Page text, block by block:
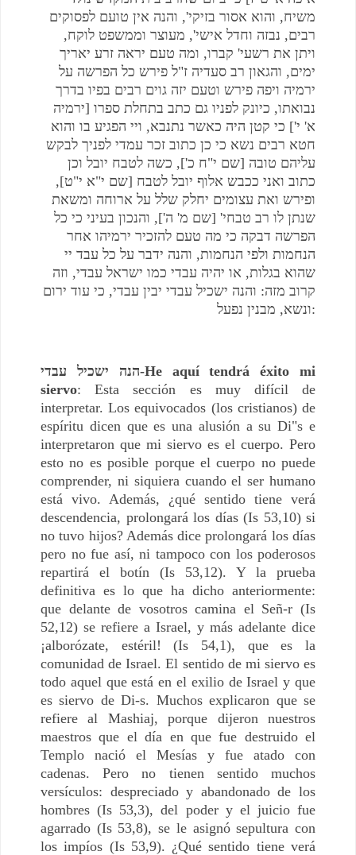
משיח, והוא אסור בזיקי', והנה אין טועם לפסוקים
רבים, נבזה וחדל אישי', מעוצר וממשפט לוקח,
ויתן את רשעי' קברו, ומה טעם יראה זרע יאריך
ימים, והגאון רב סעדיה ז"ל פירש כל הפרשה על
ירמיה ויפה פירש וטעם יזה גוים רבים בפיו בדרך
נבואתו, כיונק לפניו גם כתב בתחלת ספרו [ירמיה
א' י'] כי קטן היה כאשר נתנבא, ויי הפגיע בו והוא
חטא רבים נשא כי כן כתוב זכר עמדי לפניך לבקש
עליהם טובה [שם י"ח כ'], כשה לטבח יובל וכן
כתוב ואני ככבש אלוף יובל לטבח [שם י"א י"ט],
ופירש ואת עצומים יחלק שלל על ארוחה ומשאת
שנתן לו רב טבחי' [שם מ' ה'], והנכון בעיני כי כל
הפרשה דבקה כי מה טעם להזכיר ירמיהו אחר
הנחמות ולפי הנחמות, והנה ידבר על כל עבד יי
שהוא בגלות, או יהיה עבדי כמו ישראל עבדי, וזה
קרוב מזה: והנה ישכיל עבדי יבין עבדי, כי עוד ירום
ונשא, מבנין נפעל:
הנה ישכיל עבדי-He aquí tendrá éxito mi
siervo: Esta sección es muy difícil de
interpretar. Los equivocados (los cristianos) de
espíritu dicen que es una alusión a su Di"s e
interpretaron que mi siervo es el cuerpo. Pero
esto no es posible porque el cuerpo no puede
comprender, ni siquiera cuando el ser humano
está vivo. Además, ¿qué sentido tiene verá
descendencia, prolongará los días (Is 53,10) si
no tuvo hijos? Además dice prolongará los días
pero no fue así, ni tampoco con los poderosos
repartirá el botín (Is 53,12). Y la prueba
definitiva es lo que ha dicho anteriormente:
que delante de vosotros camina el Señ-r (Is
52,12) se refiere a Israel, y más adelante dice
¡alborózate, estéril! (Is 54,1), que es la
comunidad de Israel. El sentido de mi siervo es
todo aquel que está en el exilio de Israel y que
es siervo de Di-s. Muchos explicaron que se
refiere al Mashiaj, porque dijeron nuestros
maestros que el día en que fue destruido el
Templo nació el Mesías y fue atado con
cadenas. Pero no tienen sentido muchos
versículos: despreciado y abandonado de los
hombres (Is 53,3), del poder y el juicio fue
agarrado (Is 53,8), se le asignó sepultura con
los impíos (Is 53,9). ¿Qué sentido tiene verá